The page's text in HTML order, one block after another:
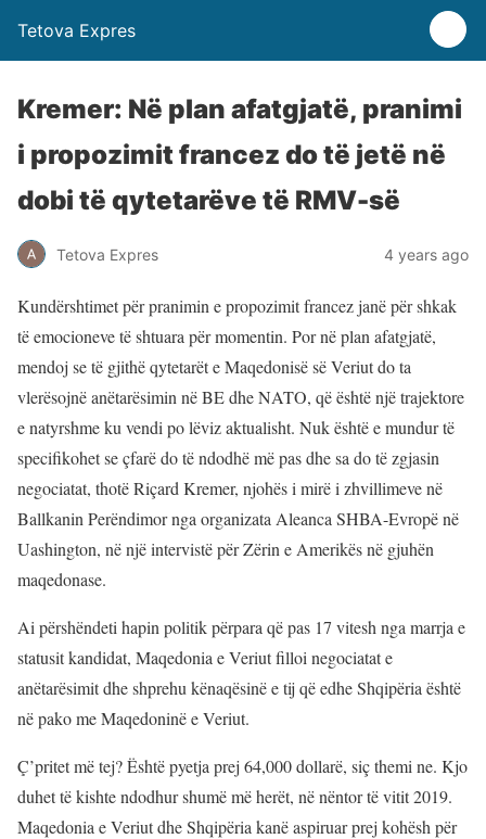
Tetova Expres
Kremer: Në plan afatgjatë, pranimi
i propozimit francez do të jetë në
dobi të qytetarëve të RMV-së
Tetova Expres 4 years ago
Kundërshtimet për pranimin e propozimit francez janë për shkak
të emocioneve të shtuara për momentin. Por në plan afatgjatë,
mendoj se të gjithë qytetarët e Maqedonisë së Veriut do ta
vlerësojnë anëtarësimin në BE dhe NATO, që është një trajektore
e natyrshme ku vendi po lëviz aktualisht. Nuk është e mundur të
specifikohet se çfarë do të ndodhë më pas dhe sa do të zgjasin
negociatat, thotë Riçard Kremer, njohës i mirë i zhvillimeve në
Ballkanin Perëndimor nga organizata Aleanca SHBA-Evropë në
Uashington, në një intervistë për Zërin e Amerikës në gjuhën
maqedonase.
Ai përshëndeti hapin politik përpara që pas 17 vitesh nga marrja e
statusit kandidat, Maqedonia e Veriut filloi negociatat e
anëtarësimit dhe shprehu kënaqësinë e tij që edhe Shqipëria është
në pako me Maqedoninë e Veriut.
Ç’pritet më tej? Është pyetja prej 64,000 dollarë, siç themi ne. Kjo
duhet të kishte ndodhur shumë më herët, në nëntor të vitit 2019.
Maqedonia e Veriut dhe Shqipëria kanë aspiruar prej kohësh për